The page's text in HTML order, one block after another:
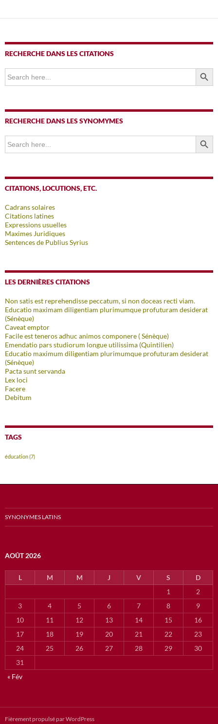
RECHERCHE DANS LES CITATIONS
Search
for:
SEARCH
RECHERCHE DANS LES SYNOMYMES
Search
for:
SEARCH
CITATIONS, LOCUTIONS, ETC.
Cadrans solaires
Citations latines
Expressions usuelles
Maximes Juridiques
Sentences de Publius Syrius
LES DERNIÈRES CITATIONS
Non satis est reprehendisse peccatum, si non doceas recti viam.
Educatio maximam diligentiam plurimumque profuturam desiderat
(Sénèque)
Caveat emptor
Facile est teneros adhuc animos componere ( Sénèque)
Emendatio pars studiorum longue utilissima (Quintilien)
Educatio maximum diligentiam plurimumque profuturam desiderat
(Sénèque)
Pacta sunt servanda
Lex loci
Facere
Debitum
TAGS
éducation(7)
SYNONYMES LATINS
AOÛT 2026
L M M J V S
D
1
2
3
4 5 6 7 8
9
10
11 12 13 14 15
16
17
18 19 20 21 22
23
24
25 26 27 28 29
30
31
« Fév
Fièrement propulsé par WordPress